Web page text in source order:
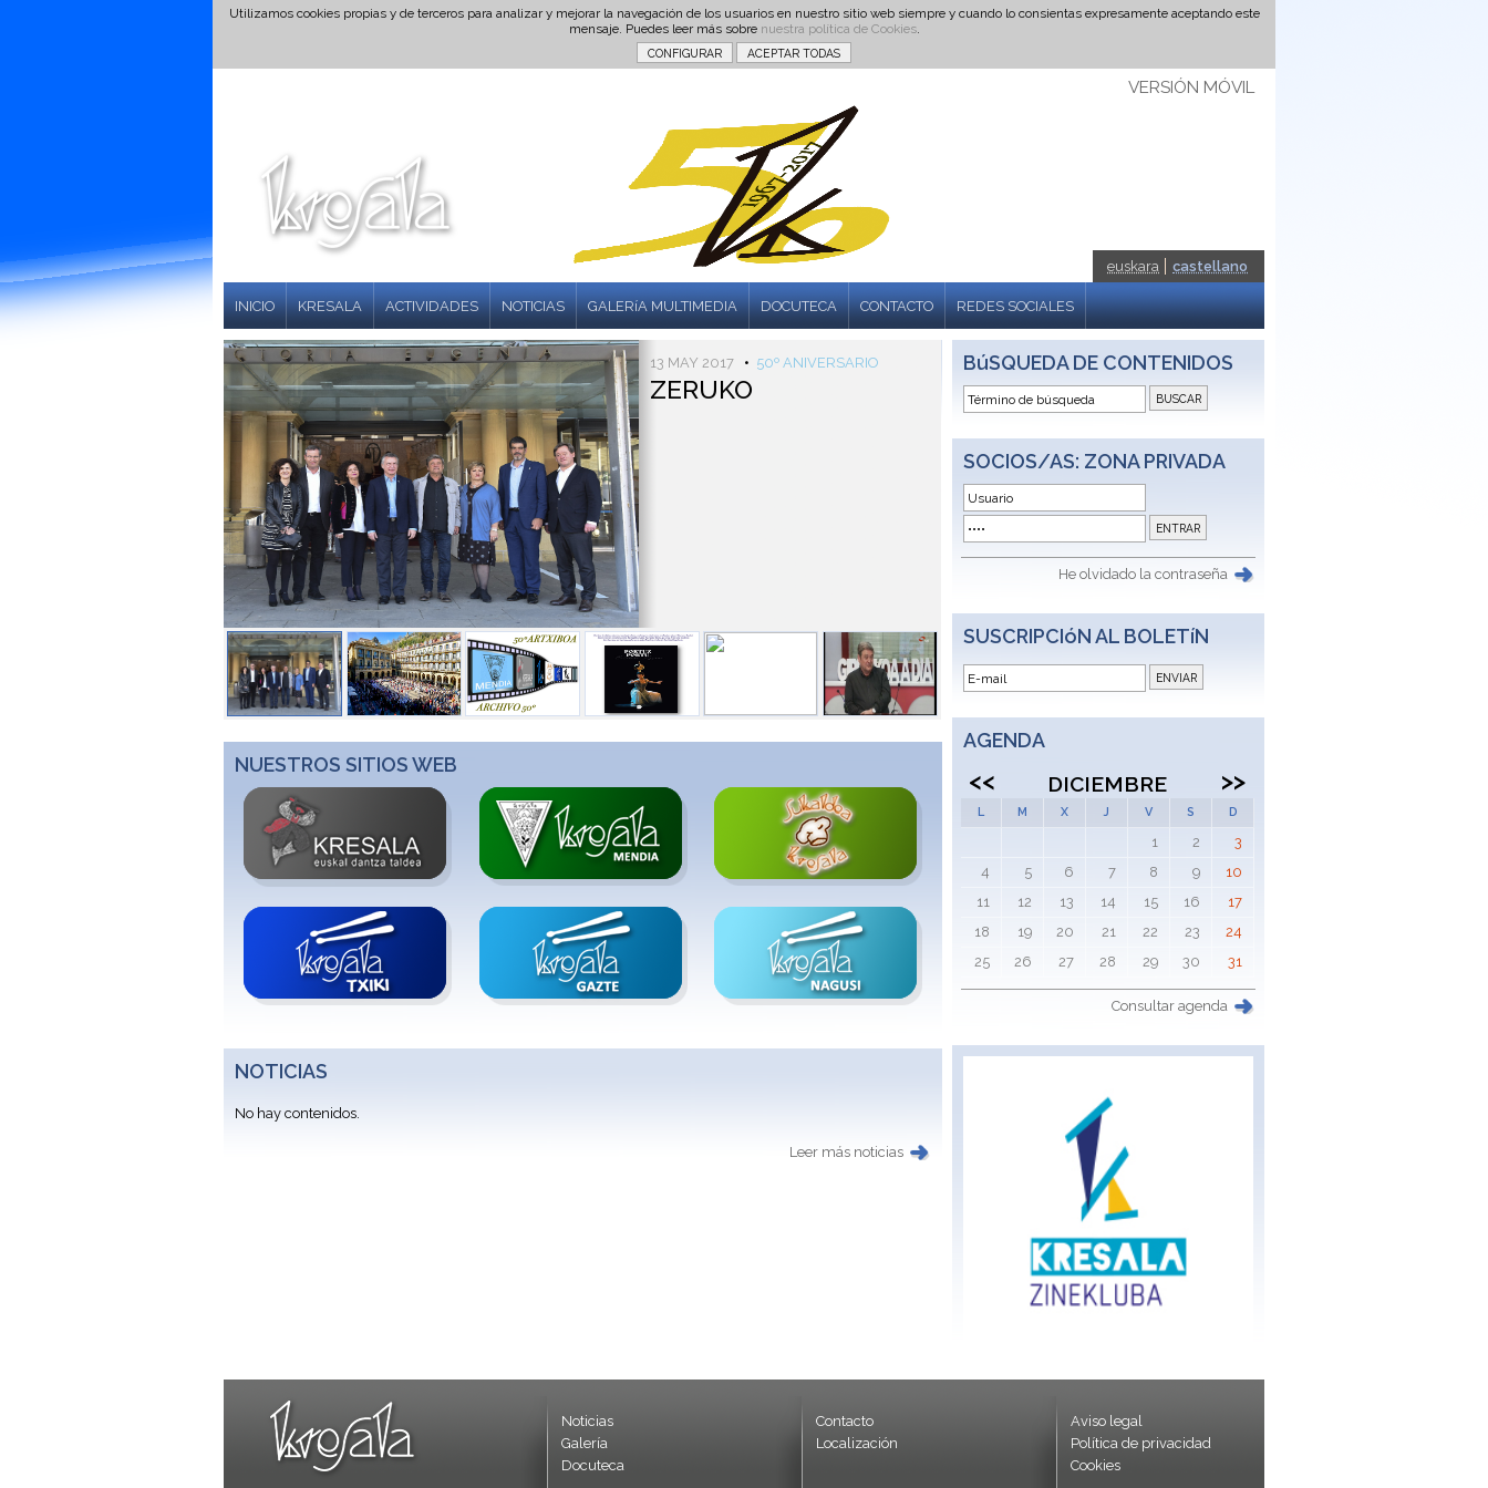
Utilizamos cookies propias y de terceros para analizar y mejorar la navegación de los usuarios en nuestro sitio web siempre y cuando lo consientas expresamente aceptando este
mensaje. Puedes leer más sobre nuestra política de Cookies.
VERSIÓN MÓVIL
euskara castellano
INICIO KRESALA ACTIVIDADES NOTICIAS GALERíA MULTIMEDIA DOCUTECA CONTACTO REDES SOCIALES
BúSQUEDA DE CONTENIDOS
SOCIOS/AS: ZONA PRIVADA
He olvidado la contraseña
SUSCRIPCIóN AL BOLETíN
AGENDA
<< DICIEMBRE >>
L M X J V S D
1 2
3
4
5 6 7 8 9
10
11
12 13 14 15 16
17
18
19 20 21 22 23
24
25
26 27 28 29 30 31
Consultar agenda
13 MAY 2017 • 50º ANIVERSARIO
ZERUKO
NUESTROS SITIOS WEB
NOTICIAS
No hay contenidos.
Leer más noticias
Aviso legal
Política de privacidad
Cookies
Contacto
Localización
Noticias
Galería
Docuteca